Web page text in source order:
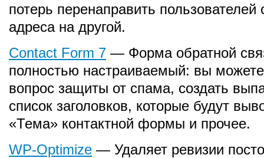
потерь перенаправить пользователей
адреса на другой.
Contact Form 7 — Форма обратной
полностью настраиваемый: вы
вопрос защиты от спама, создать
список заголовков, которые будут
«Тема» контактной формы и прочее.
WP-Optimize — Удаляет ревизии